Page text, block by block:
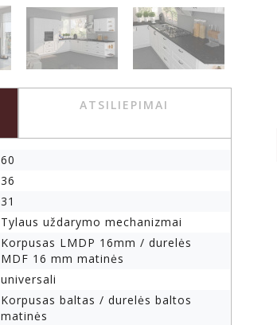
ATSILIEPIMAI
60
36
31
Tylaus uždarymo mechanizmai
Korpusas LMDP 16mm / durelės
MDF 16 mm matinės
universali
Korpusas baltas / durelės baltos
matinės